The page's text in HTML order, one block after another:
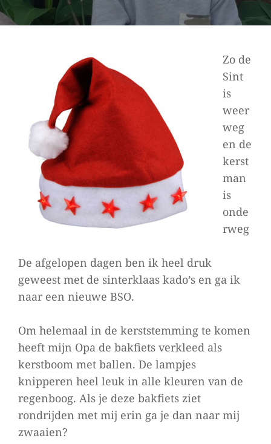
Zo de
Sint
is
weer
weg
en de
kerst
man
is
onde
rweg
De afgelopen dagen ben ik heel druk
geweest met de sinterklaas kado’s en ga ik
naar een nieuwe BSO.
Om helemaal in de kerststemming te komen
heeft mijn Opa de bakfiets verkleed als
kerstboom met ballen. De lampjes
knipperen heel leuk in alle kleuren van de
regenboog. Als je deze bakfiets ziet
rondrijden met mij erin ga je dan naar mij
zwaaien?